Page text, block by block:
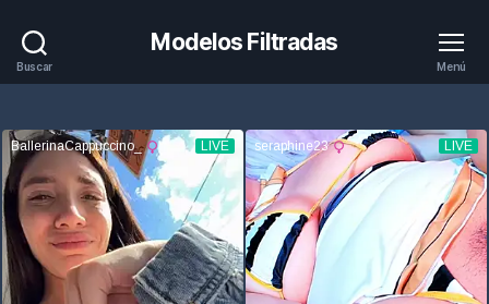
Buscar
Modelos Filtradas
Menú